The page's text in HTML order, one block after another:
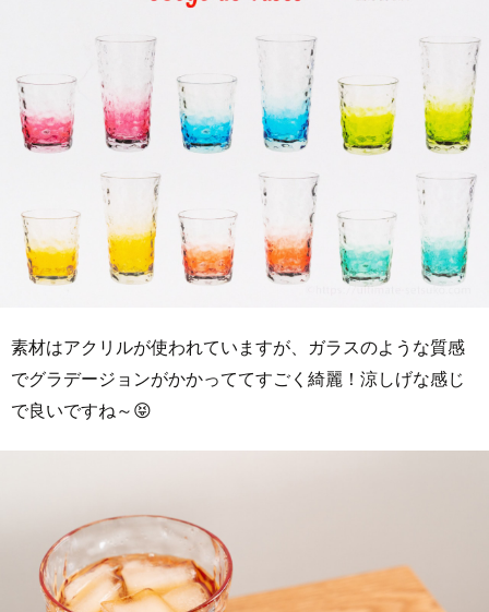
素材はアクリルが使われていますが、ガラスのような質感
でグラデージョンがかかっててすごく綺麗！涼しげな感じ
で良いですね～😝